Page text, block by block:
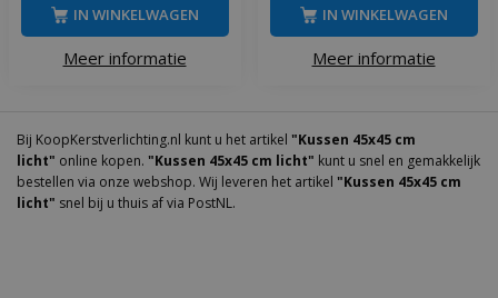
Meer informatie
IN WINKELWAGEN
Meer informatie
IN WINKELWAGEN
Bij KoopKerstverlichting.nl kunt u het artikel "Kussen 45x45 cm
licht" online kopen. "Kussen 45x45 cm licht" kunt u snel en gemakkelijk
bestellen via onze webshop. Wij leveren het artikel "Kussen 45x45 cm
licht" snel bij u thuis af via PostNL.